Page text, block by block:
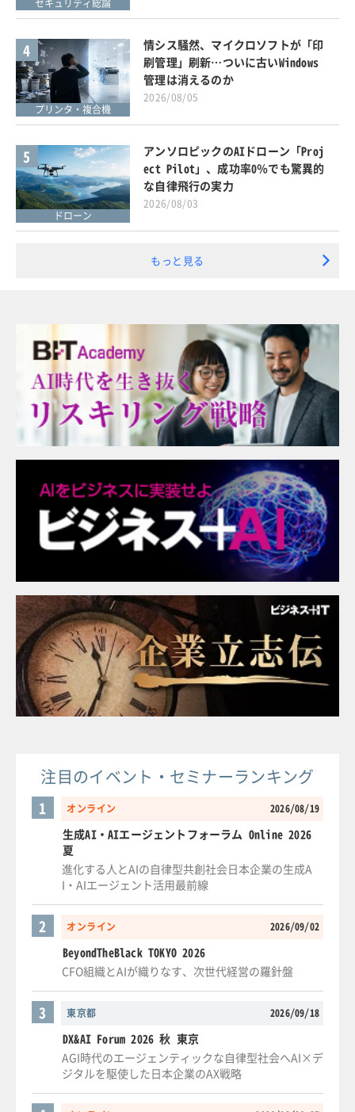
セキュリティ総論
4
プリンタ・複合機
情シス騒然、マイクロソフトが「印
刷管理」刷新…ついに古いWindows
管理は消えるのか
2026/08/05
5
ドローン
アンソロピックのAIドローン「Proj
ect Pilot」、成功率0％でも驚異的
な自律飛行の実力
2026/08/03
もっと見る
注目のイベント・セミナーランキング
オンライン 2026/08/19
1
生成AI・AIエージェントフォーラム Online 2026
夏
進化する人とAIの自律型共創社会日本企業の生成A
I・AIエージェント活用最前線
オンライン 2026/09/02
2
BeyondTheBlack TOKYO 2026
CFO組織とAIが織りなす、次世代経営の羅針盤
東京都 2026/09/18
3
DX&AI Forum 2026 秋 東京
AGI時代のエージェンティックな自律型社会へAI×デ
ジタルを駆使した日本企業のAX戦略